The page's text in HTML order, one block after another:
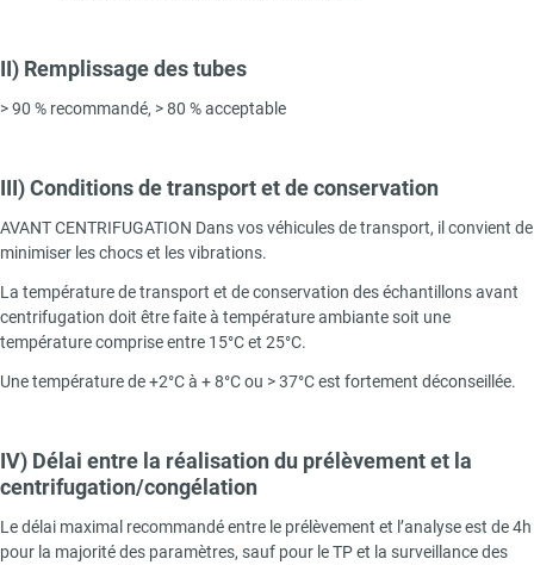
II) Remplissage des tubes
> 90 % recommandé, > 80 % acceptable
III) Conditions de transport et de conservation
AVANT CENTRIFUGATION Dans vos véhicules de transport, il convient de
minimiser les chocs et les vibrations.
La température de transport et de conservation des échantillons avant
centrifugation doit être faite à température ambiante soit une
température comprise entre 15°C et 25°C.
Une température de +2°C à + 8°C ou > 37°C est fortement déconseillée.
IV) Délai entre la réalisation du prélèvement et la
centrifugation/congélation
Le délai maximal recommandé entre le prélèvement et l’analyse est de 4h
pour la majorité des paramètres, sauf pour le TP et la surveillance des